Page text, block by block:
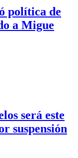
política de
a Migue
será este
suspensión